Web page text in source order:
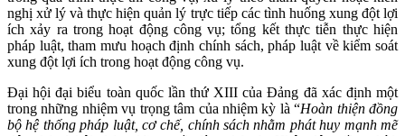
nghị xử lý và thực hiện quản lý trực tiếp các tình huống xung đột lợi
ích xảy ra trong hoạt động công vụ; tổng kết thực tiễn thực hiện
pháp luật, tham mưu hoạch định chính sách, pháp luật về kiểm soát
xung đột lợi ích trong hoạt động công vụ.
Ðại hội đại biểu toàn quốc lần thứ XIII của Đảng đã xác định một
trong những nhiệm vụ trọng tâm của nhiệm kỳ là “Hoàn thiện đồng
bộ hệ thống pháp luật, cơ chế, chính sách nhằm phát huy mạnh mẽ